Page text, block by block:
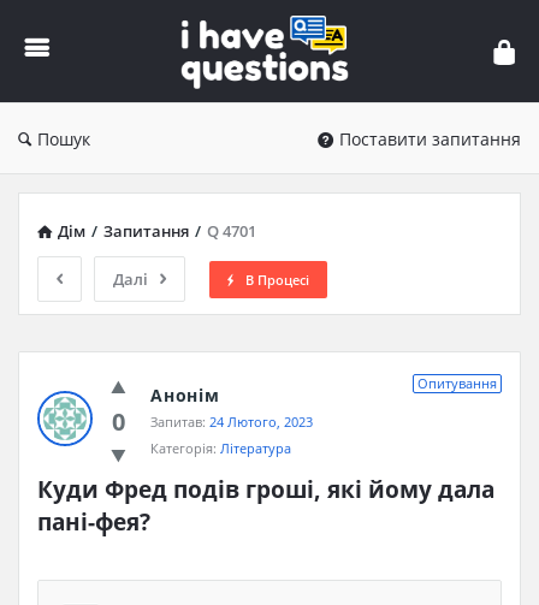
iHaveQuestions
Пошук Поставити запитання
Дім / Запитання / Q 4701
Далі В Процесі
0
Опитування
Анонім
Запитав: 24 Лютого, 2023
Категорія: Література
Куди Фред подів гроші, які йому дала
пані-фея?